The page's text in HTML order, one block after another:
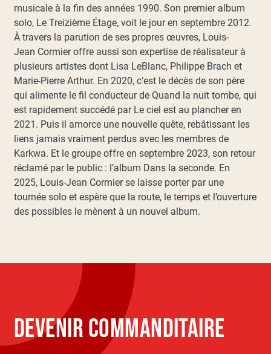
musicale à la fin des années 1990. Son premier album
solo, Le Treizième Étage, voit le jour en septembre 2012.
À travers la parution de ses propres œuvres, Louis-
Jean Cormier offre aussi son expertise de réalisateur à
plusieurs artistes dont Lisa LeBlanc, Philippe Brach et
Marie-Pierre Arthur. En 2020, c’est le décès de son père
qui alimente le fil conducteur de Quand la nuit tombe, qui
est rapidement succédé par Le ciel est au plancher en
2021. Puis il amorce une nouvelle quête, rebâtissant les
liens jamais vraiment perdus avec les membres de
Karkwa. Et le groupe offre en septembre 2023, son retour
réclamé par le public : l’album Dans la seconde. En
2025, Louis-Jean Cormier se laisse porter par une
tournée solo et espère que la route, le temps et l’ouverture
des possibles le mènent à un nouvel album.
DEVENIR COMMANDITAIRE